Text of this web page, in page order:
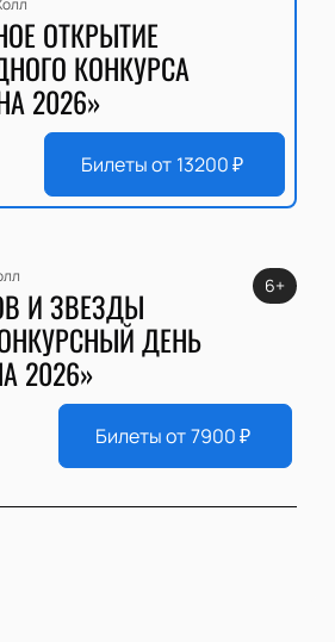
ОТКРЫТИЕ
КОНКУРСА
2026»
Билеты от 13200₽
И ЗВЕЗДЫ
ДЕНЬ
2026»
6+
Билеты от7900₽